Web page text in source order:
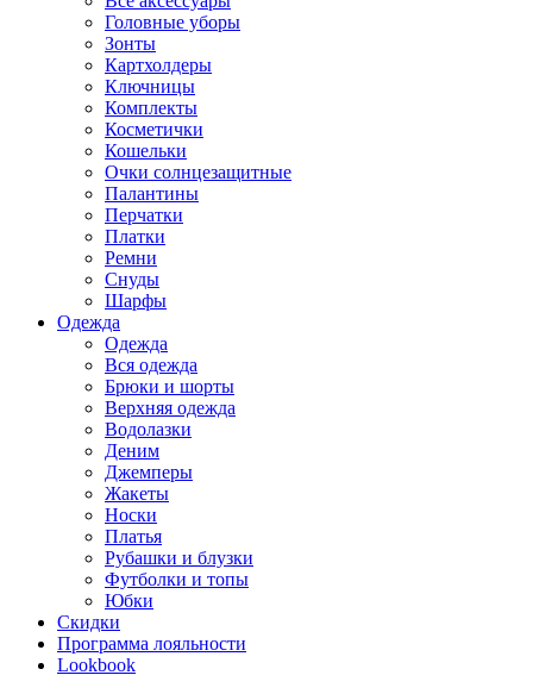
Головные уборы
Зонты
Картхолдеры
Ключницы
Комплекты
Косметички
Кошельки
Очки солнцезащитные
Палантины
Перчатки
Платки
Ремни
Снуды
Шарфы
Одежда
Одежда
Вся одежда
Брюки и шорты
Верхняя одежда
Водолазки
Деним
Джемперы
Жакеты
Носки
Платья
Рубашки и блузки
Футболки и топы
Юбки
Скидки
Программа лояльности
Lookbook